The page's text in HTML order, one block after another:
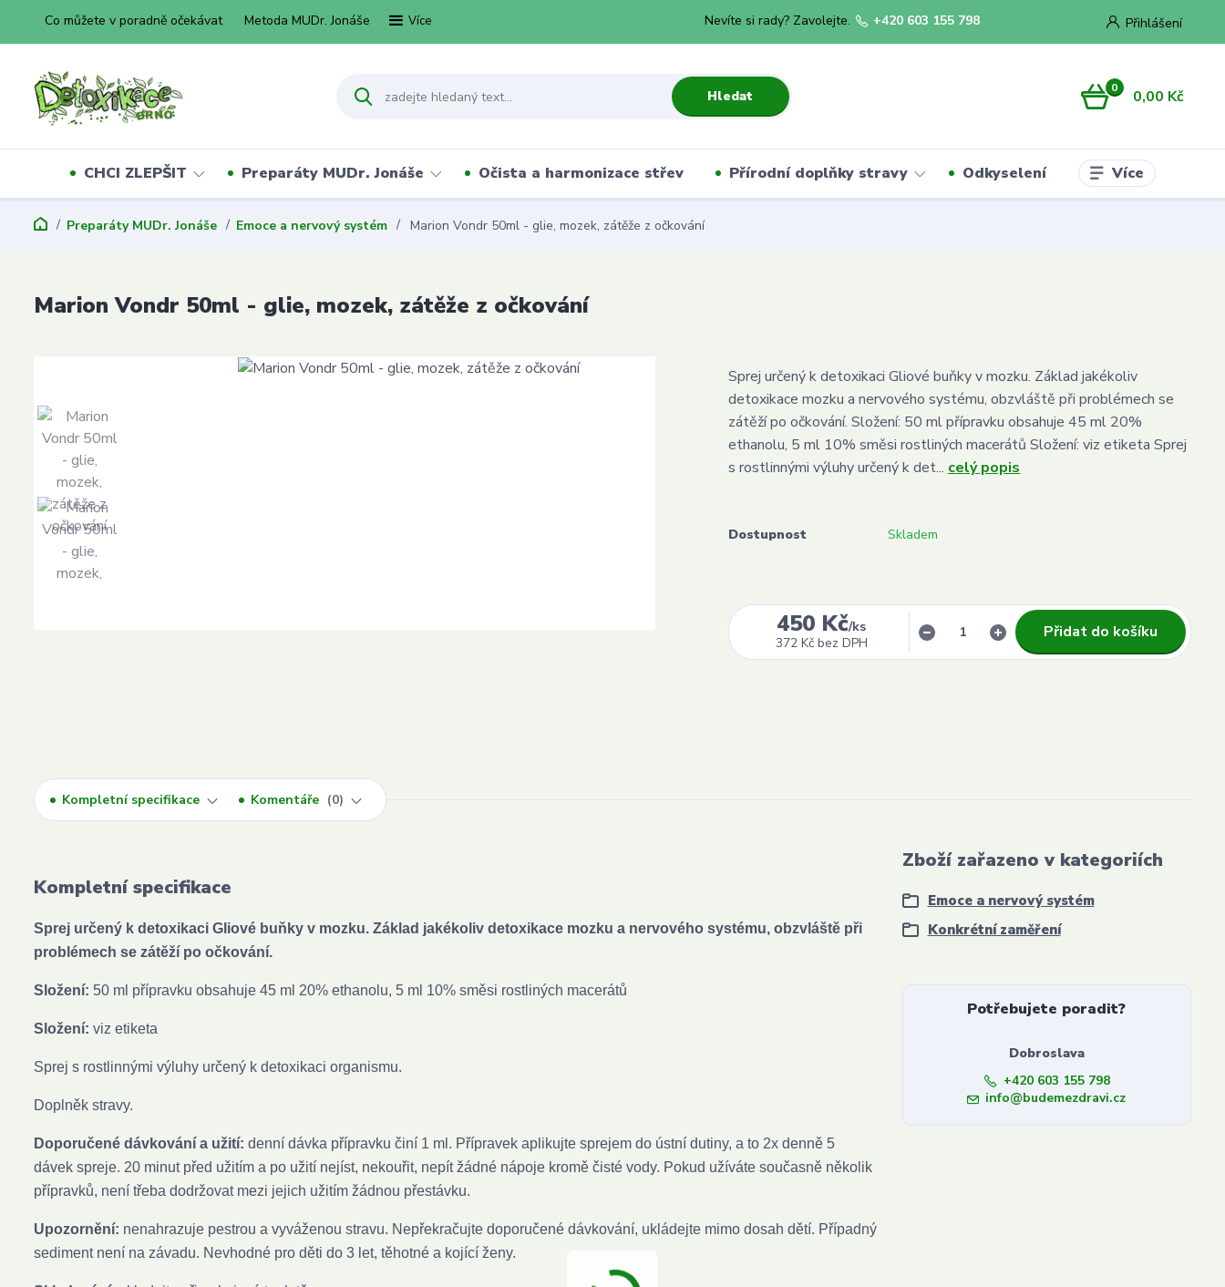
Co můžete v poradně očekávat Metoda MUDr. Jonáše Více Přihlášení
Hledat
Nevíte si rady? Zavolejte. +420 603 155 798
0 0,00 Kč
CHCI ZLEPŠIT Preparáty MUDr. Jonáše Očista a harmonizace střev Přírodní doplňky stravy Odkyselení Více
Preparáty MUDr. Jonáše Emoce a nervový systém Marion Vondr 50ml - glie, mozek, zátěže z očkování
Marion Vondr 50ml - glie, mozek, zátěže z očkování
Sprej určený k detoxikaci Gliové buňky v mozku. Základ jakékoliv
detoxikace mozku a nervového systému, obzvláště při problémech se
zátěží po očkování. Složení: 50 ml přípravku obsahuje 45 ml 20%
ethanolu, 5 ml 10% směsi rostliných macerátů Složení: viz etiketa Sprej
s rostlinnými výluhy určený k det... celý popis
Dostupnost Skladem
450 Kč/ks
372 Kč bez DPH
Přidat do košíku
Kompletní specifikace Komentáře 0
Kompletní specifikace
Sprej určený k detoxikaci Gliové buňky v mozku. Základ jakékoliv detoxikace mozku a nervového systému, obzvláště při
problémech se zátěží po očkování.
Složení: 50 ml přípravku obsahuje 45 ml 20% ethanolu, 5 ml 10% směsi rostliných macerátů
Složení: viz etiketa
Sprej s rostlinnými výluhy určený k detoxikaci organismu.
Doplněk stravy.
Doporučené dávkování a užití: denní dávka přípravku činí 1 ml. Přípravek aplikujte sprejem do ústní dutiny, a to 2x denně 5
dávek spreje. 20 minut před užitím a po užití nejíst, nekouřit, nepít žádné nápoje kromě čisté vody. Pokud užíváte současně několik
přípravků, není třeba dodržovat mezi jejich užitím žádnou přestávku.
Upozornění: nenahrazuje pestrou a vyváženou stravu. Nepřekračujte doporučené dávkování, ukládejte mimo dosah dětí. Případný
sediment není na závadu. Nevhodné pro děti do 3 let, těhotné a kojící ženy.
Zboží zařazeno v kategoriích
Emoce a nervový systém
Konkrétní zaměření
Potřebujete poradit?
Dobroslava
+420 603 155 798
info@budemezdravi.cz